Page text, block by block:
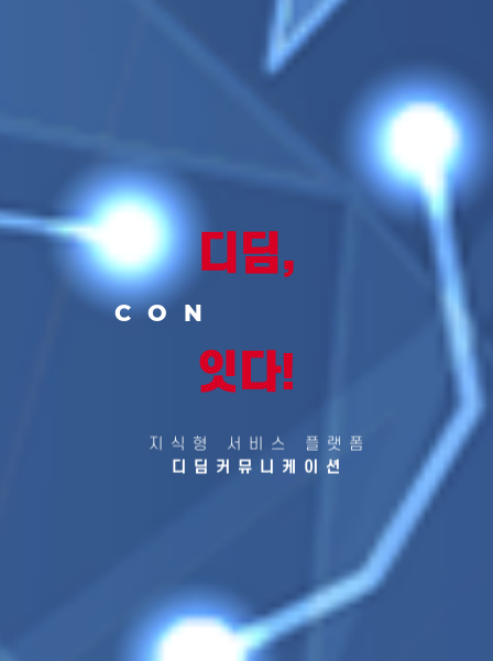
디딤,
CONTENTS
잇다!
지식형 서비스 플랫폼
디딤커뮤니케이션